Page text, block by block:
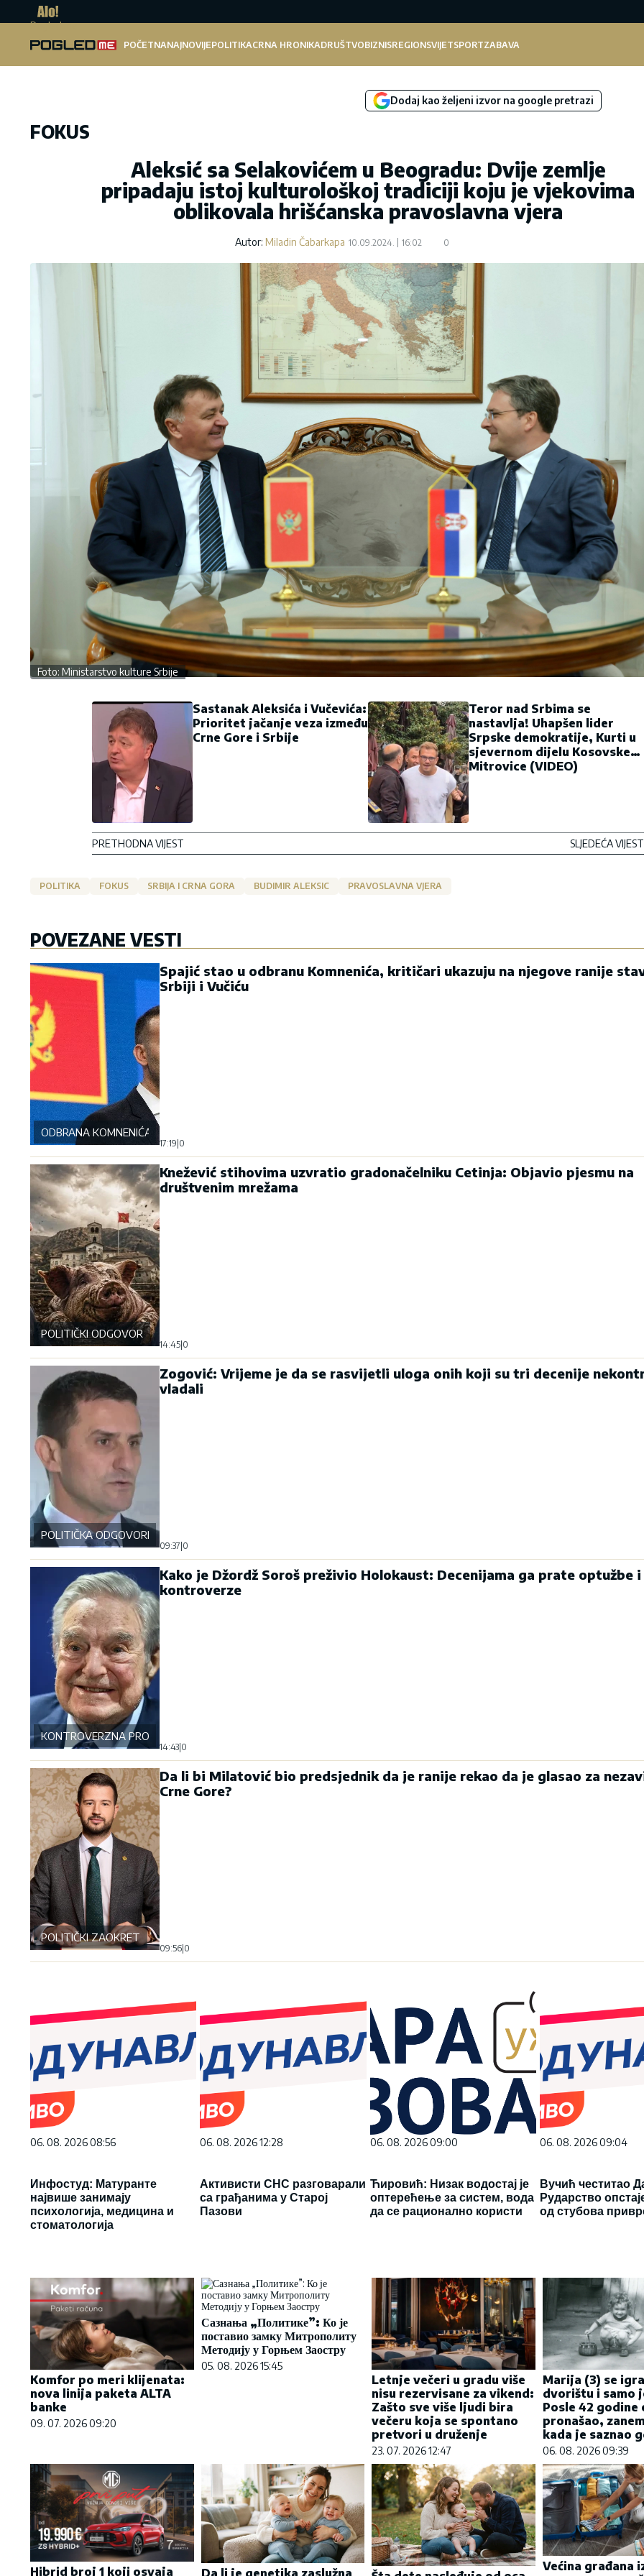
Pogled.me
POČETNANAJNOVIJEPOLITIKACRNA HRONIKADRUŠTVOBIZNISREGIONSVIJETSPORTZABAVA
Dodaj kao željeni izvor na google pretrazi
FOKUS
Aleksić sa Selakovićem u Beogradu: Dvije zemlje
pripadaju istoj kulturološkoj tradiciji koju je vjekovima
oblikovala hrišćanska pravoslavna vjera
Autor: Miladin Čabarkapa 10.09.2024. 16:02 0
Foto: Ministarstvo kulture Srbije
Sastanak Aleksića i Vučevića:
Prioritet jačanje veza između
Crne Gore i Srbije
PRETHODNA VIJEST
Teror nad Srbima se
nastavlja! Uhapšen lider
Srpske demokratije, Kurti u
sjevernom dijelu Kosovske
Mitrovice (VIDEO)
SLJEDEĆA VIJEST
POLITIKA FOKUS SRBIJA I CRNA GORA BUDIMIR ALEKSIC PRAVOSLAVNA VJERA
POVEZANE VESTI
ODBRANA KOMNENIĆA
Spajić stao u odbranu Komnenića, kritičari ukazuju na njegove ranije
Srbiji i Vučiću
17:19 0
POLITIČKI ODGOVOR
Knežević stihovima uzvratio gradonačelniku Cetinja: Objavio pjesmu na
društvenim mrežama
14:45 0
POLITIČKA ODGOVORNOST
Zogović: Vrijeme je da se rasvijetli uloga onih koji su tri decenije
vladali
09:37 0
KONTROVERZNA PROŠLOST
Kako je Džordž Soroš preživio Holokaust: Decenijama ga prate optužbe i
kontroverze
14:43 0
POLITIČKI ZAOKRET
Da li bi Milatović bio predsjednik da je ranije rekao da je glasao za
Crne Gore?
09:56 0
06. 08. 2026 08:56
Инфостуд: Матуранте
највише занимају
психологија, медицина и
стоматологија
06. 08. 2026 12:28
Активисти СНС разговарали
са грађанима у Старој
Пазови
06. 08. 2026 09:00
Ћировић: Низак водостај је
оптерећење за систем, вода
да се рационално користи
06. 08. 2026 09:04
Вучић честитао
Рударство
од стубова
Komfor po meri klijenata:
nova linija paketa ALTA
banke
09. 07. 2026 09:20
Сазнања „Политике”: Ко је
поставио замку Митрополиту
Методију у Горњем Заостру
05. 08. 2026 15:45
Letnje večeri u gradu više
nisu rezervisane za vikend:
Zašto sve više ljudi bira
večeru koja se spontano
pretvori u druženje
23. 07. 2026 12:47
Marija (3) se
dvorištu i samo
Posle 42 godine
pronašao,
kada je saznao
06. 08. 2026 09:39
Hibrid broj 1 koji osvaja
Većina građana